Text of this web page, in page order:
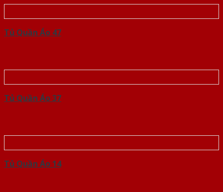
Tủ Quần Áo 47
Tủ Quần Áo 37
Tủ Quần Áo 14